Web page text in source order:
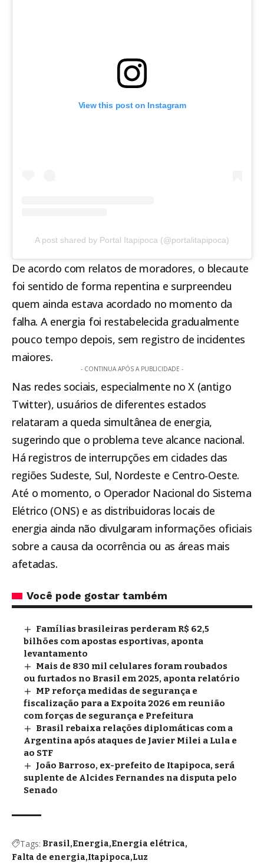
View this post on Instagram
A post shared by Portal Itapipoca (@portalitapipoca)
De acordo com relatos de moradores, o blecaute
foi sentido de forma repentina e surpreendeu
quem ainda estava acordado no momento da
falha. A energia foi restabelecida gradualmente
pouco tempo depois, sem registro de incidentes
maiores.
- CONTINUA APÓS A PUBLICIDADE -
Nas redes sociais, especialmente no X (antigo
Twitter), usuários de diferentes estados
relataram a queda simultânea de energia,
sugerindo que o problema teve alcance nacional.
Há registros de interrupções em cidades das
regiões Sudeste, Sul, Nordeste e Centro-Oeste.
Até o momento, o Operador Nacional do Sistema
Elétrico (ONS) e as distribuidoras locais de
energia ainda não divulgaram informações oficiais
sobre a causa da ocorrência ou as áreas mais
afetadas.
Você pode gostar também
Famílias brasileiras perderam R$ 62,5
bilhões com apostas esportivas, aponta
levantamento
Mais de 830 mil celulares foram roubados
ou furtados no Brasil em 2025, aponta relatório
MP reforça medidas de segurança e
fiscalização para a Expoita 2026 em reunião
com forças de segurança e Prefeitura
Brasil rebaixa relações diplomáticas com a
Argentina após ataques de Javier Milei a Lula e
ao STF
João Barroso, ex-prefeito de Itapipoca, será
suplente de Alcides Fernandes na disputa pelo
Senado
Tags: Brasil Energia Energia elétrica
Falta de energia Itapipoca Luz